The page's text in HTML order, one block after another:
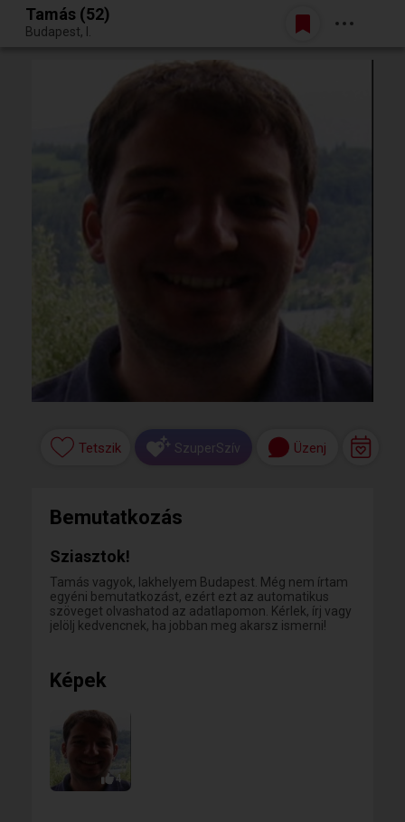
Egy jó randiból bármi lehet.
Belépés
Tamás (52)
Budapest, I.
Tetszik SzuperSzív Üzenj
Bemutatkozás
Sziasztok!
Tamás vagyok, lakhelyem Budapest. Még nem írtam
egyéni bemutatkozást, ezért ezt az automatikus
szöveget olvashatod az adatlapomon. Kérlek, írj vagy
jelölj kedvencnek, ha jobban meg akarsz ismerni!
Képek
4